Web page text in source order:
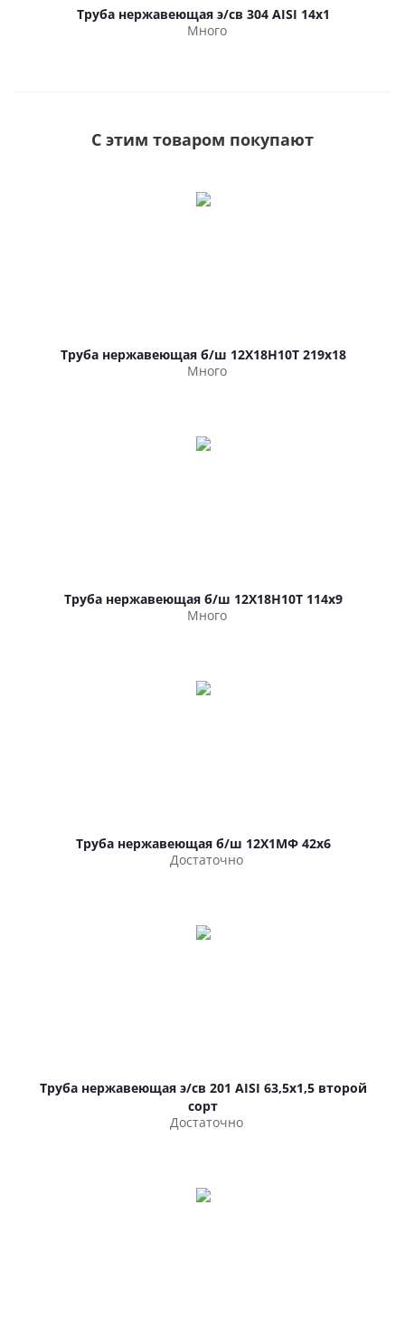
Труба нержавеющая э/св 304 AISI 14х1
Много
С этим товаром покупают
Труба нержавеющая б/ш 12Х18Н10Т 219х18
Много
Труба нержавеющая б/ш 12Х18Н10Т 114х9
Много
Труба нержавеющая б/ш 12Х1МФ 42х6
Достаточно
Труба нержавеющая э/св 201 AISI 63,5х1,5 второй
сорт
Достаточно